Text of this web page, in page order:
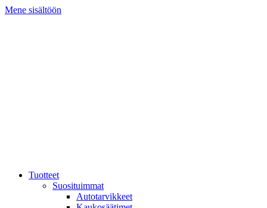
Mene sisältöön
Tuotteet
Suosituimmat
Autotarvikkeet